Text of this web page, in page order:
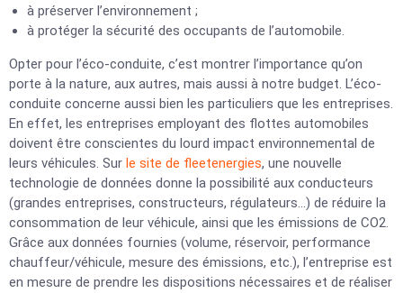
à préserver l’environnement ;
à protéger la sécurité des occupants de l’automobile.
Opter pour l’éco-conduite, c’est montrer l’importance qu’on
porte à la nature, aux autres, mais aussi à notre budget. L’éco-
conduite concerne aussi bien les particuliers que les entreprises.
En effet, les entreprises employant des flottes automobiles
doivent être conscientes du lourd impact environnemental de
leurs véhicules. Sur le site de fleetenergies, une nouvelle
technologie de données donne la possibilité aux conducteurs
(grandes entreprises, constructeurs, régulateurs…) de réduire la
consommation de leur véhicule, ainsi que les émissions de CO2.
Grâce aux données fournies (volume, réservoir, performance
chauffeur/véhicule, mesure des émissions, etc.), l’entreprise est
en mesure de prendre les dispositions nécessaires et de réaliser